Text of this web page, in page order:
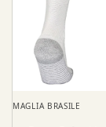
MAGLIA BRASILE